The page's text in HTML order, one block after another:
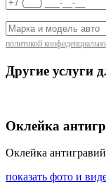
политикой
Другие услуги
Оклейка
Оклейка
показать фото и